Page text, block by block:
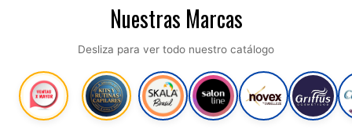
Nuestras Marcas
Desliza para ver todo nuestro catálogo